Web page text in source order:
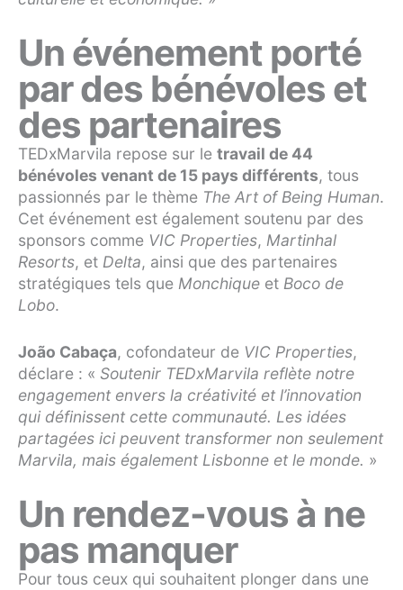
Un événement porté
par des bénévoles et
des partenaires
TEDxMarvila repose sur le travail de 44
bénévoles venant de 15 pays différents, tous
passionnés par le thème The Art of Being Human.
Cet événement est également soutenu par des
sponsors comme VIC Properties, Martinhal
Resorts, et Delta, ainsi que des partenaires
stratégiques tels que Monchique et Boco de
Lobo.
João Cabaça, cofondateur de VIC Properties,
déclare : « Soutenir TEDxMarvila reflète notre
engagement envers la créativité et l’innovation
qui définissent cette communauté. Les idées
partagées ici peuvent transformer non seulement
Marvila, mais également Lisbonne et le monde. »
Un rendez-vous à ne
pas manquer
Pour tous ceux qui souhaitent plonger dans une